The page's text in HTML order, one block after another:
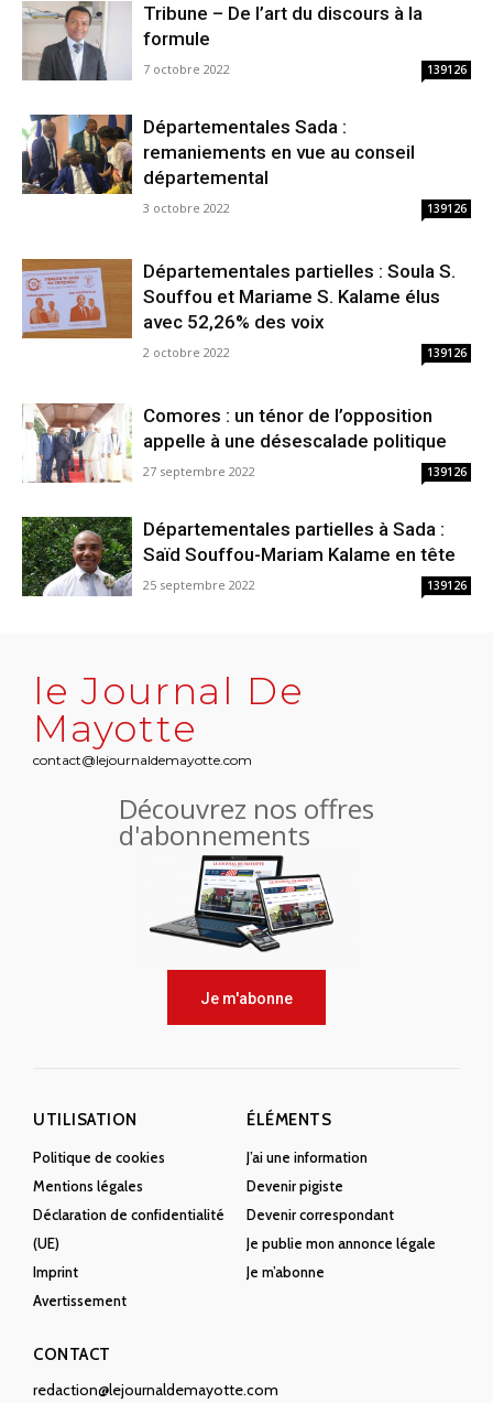
Tribune – De l’art du discours à la
formule
7 octobre 2022 139126
Départementales Sada :
remaniements en vue au conseil
départemental
3 octobre 2022 139126
Départementales partielles : Soula S.
Souffou et Mariame S. Kalame élus
avec 52,26% des voix
2 octobre 2022 139126
Comores : un ténor de l’opposition
appelle à une désescalade politique
27 septembre 2022 139126
Départementales partielles à Sada :
Saïd Souffou-Mariam Kalame en tête
25 septembre 2022 139126
le Journal De
Mayotte
contact@lejournaldemayotte.com
Découvrez nos offres
d'abonnements
Je m'abonne
UTILISATION
Politique de cookies
Mentions légales
Déclaration de confidentialité
(UE)
Imprint
Avertissement
ÉLÉMENTS
J’ai une information
Devenir pigiste
Devenir correspondant
Je publie mon annonce légale
Je m’abonne
CONTACT
redaction@lejournaldemayotte.com